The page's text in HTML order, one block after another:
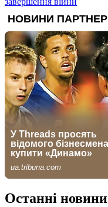
Останні новини